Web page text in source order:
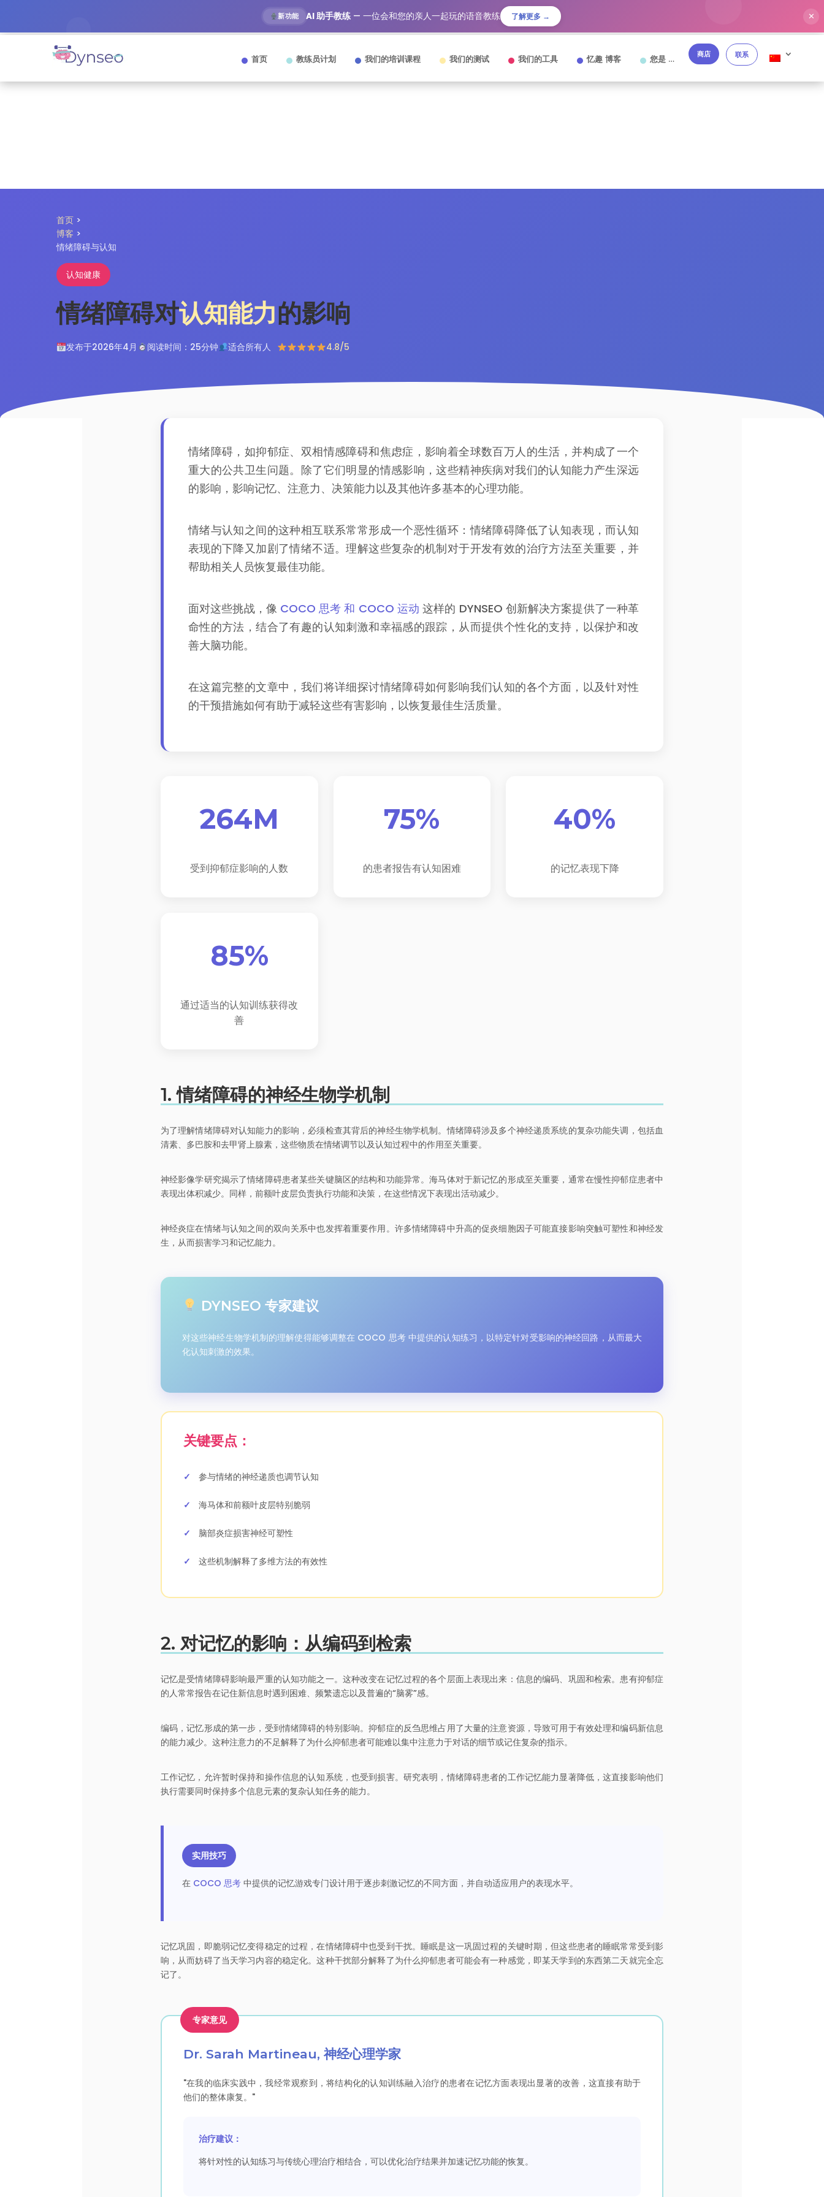
新功能 AI 助手教练 — 一位会和您的亲人一起玩的语音教练 了解更多 → ✕
首页 教练员计划 我们的培训课程 我们的测试 我们的工具 忆趣 博客 您是 … 商店 联系
首页 >
博客 >
情绪障碍与认知
认知健康
情绪障碍对认知能力的影响
发布于2026年4月 阅读时间：25分钟 适合所有人 4.8/5
情绪障碍，如抑郁症、双相情感障碍和焦虑症，影响着全球数百万人的生活，并构成了一个
重大的公共卫生问题。除了它们明显的情感影响，这些精神疾病对我们的认知能力产生深远
的影响，影响记忆、注意力、决策能力以及其他许多基本的心理功能。
情绪与认知之间的这种相互联系常常形成一个恶性循环：情绪障碍降低了认知表现，而认知
表现的下降又加剧了情绪不适。理解这些复杂的机制对于开发有效的治疗方法至关重要，并
帮助相关人员恢复最佳功能。
面对这些挑战，像 COCO 思考 和 COCO 运动 这样的 DYNSEO 创新解决方案提供了一种革
命性的方法，结合了有趣的认知刺激和幸福感的跟踪，从而提供个性化的支持，以保护和改
善大脑功能。
在这篇完整的文章中，我们将详细探讨情绪障碍如何影响我们认知的各个方面，以及针对性
的干预措施如何有助于减轻这些有害影响，以恢复最佳生活质量。
264M
受到抑郁症影响的人数
75%
的患者报告有认知困难
40%
的记忆表现下降
85%
通过适当的认知训练获得改
善
1. 情绪障碍的神经生物学机制
为了理解情绪障碍对认知能力的影响，必须检查其背后的神经生物学机制。情绪障碍涉及多个神经递质系统的复杂功能失调，包括血
清素、多巴胺和去甲肾上腺素，这些物质在情绪调节以及认知过程中的作用至关重要。
神经影像学研究揭示了情绪障碍患者某些关键脑区的结构和功能异常。海马体对于新记忆的形成至关重要，通常在慢性抑郁症患者中
表现出体积减少。同样，前额叶皮层负责执行功能和决策，在这些情况下表现出活动减少。
神经炎症在情绪与认知之间的双向关系中也发挥着重要作用。许多情绪障碍中升高的促炎细胞因子可能直接影响突触可塑性和神经发
生，从而损害学习和记忆能力。
DYNSEO 专家建议
对这些神经生物学机制的理解使得能够调整在 COCO 思考 中提供的认知练习，以特定针对受影响的神经回路，从而最大
化认知刺激的效果。
关键要点：
参与情绪的神经递质也调节认知
海马体和前额叶皮层特别脆弱
脑部炎症损害神经可塑性
这些机制解释了多维方法的有效性
2. 对记忆的影响：从编码到检索
记忆是受情绪障碍影响最严重的认知功能之一。这种改变在记忆过程的各个层面上表现出来：信息的编码、巩固和检索。患有抑郁症
的人常常报告在记住新信息时遇到困难、频繁遗忘以及普遍的“脑雾”感。
编码，记忆形成的第一步，受到情绪障碍的特别影响。抑郁症的反刍思维占用了大量的注意资源，导致可用于有效处理和编码新信息
的能力减少。这种注意力的不足解释了为什么抑郁患者可能难以集中注意力于对话的细节或记住复杂的指示。
工作记忆，允许暂时保持和操作信息的认知系统，也受到损害。研究表明，情绪障碍患者的工作记忆能力显著降低，这直接影响他们
执行需要同时保持多个信息元素的复杂认知任务的能力。
实用技巧
在 COCO 思考中提供的记忆游戏专门设计用于逐步刺激记忆的不同方面，并自动适应用户的表现水平。
记忆巩固，即脆弱记忆变得稳定的过程，在情绪障碍中也受到干扰。睡眠是这一巩固过程的关键时期，但这些患者的睡眠常常受到影
响，从而妨碍了当天学习内容的稳定化。这种干扰部分解释了为什么抑郁患者可能会有一种感觉，即某天学到的东西第二天就完全忘
记了。
专家意见
Dr. Sarah Martineau, 神经心理学家
"在我的临床实践中，我经常观察到，将结构化的认知训练融入治疗的患者在记忆方面表现出显著的改善，这直接有助于
他们的整体康复。"
治疗建议：
将针对性的认知练习与传统心理治疗相结合，可以优化治疗结果并加速记忆功能的恢复。